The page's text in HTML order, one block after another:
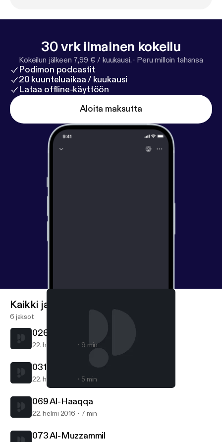
30 vrk ilmainen kokeilu
Kokeilun jälkeen 7,99 € / kuukausi. · Peru milloin tahansa
Podimon podcastit
20 kuunteluaikaa / kuukausi
Lataa offline-käyttöön
Aloita maksutta
Yamani Mohamed Saleh
Kaikki jaksot
6 jaksot
026 Ash-Shuara
22. helmi 2016 9 min
031 Luqman
22. helmi 2016 5 min
069 Al-Haaqqa
22. helmi 2016 7 min
073 Al-Muzzammil